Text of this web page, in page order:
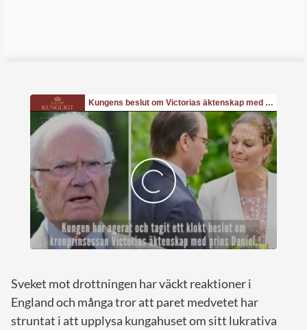
Sveket mot drottningen har väckt reaktioner i
England och många tror att paret medvetet har
struntat i att upplysa kungahuset om sitt lukrativa